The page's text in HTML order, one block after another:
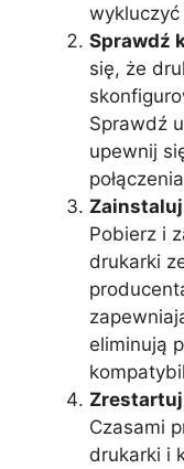
Sprawdź
się, że
Sprawdź
upewnij
Pobierz i
drukarki
eliminują
Czasami
drukarki i